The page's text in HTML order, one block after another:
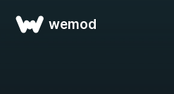
wemod